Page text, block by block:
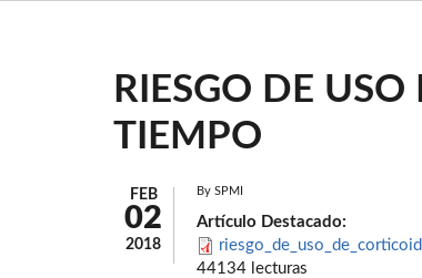
RIESGO DE
TIEMPO
FEB
02
2018
By SPMI
Artículo Destacado:
44134 lecturas